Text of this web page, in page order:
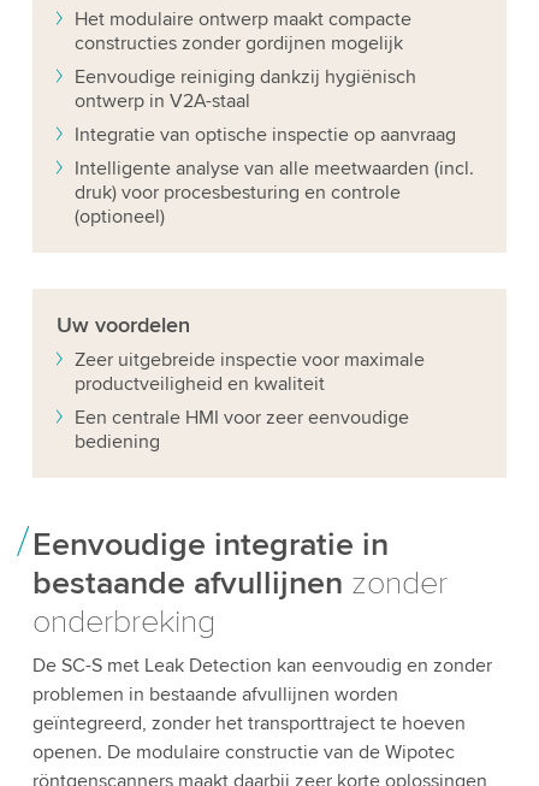
Het modulaire ontwerp maakt compacte
constructies zonder gordijnen mogelijk
Eenvoudige reiniging dankzij hygiënisch
ontwerp in V2A-staal
Integratie van optische inspectie op aanvraag
Intelligente analyse van alle meetwaarden (incl.
druk) voor procesbesturing en controle
(optioneel)
Uw voordelen
Zeer uitgebreide inspectie voor maximale
productveiligheid en kwaliteit
Een centrale HMI voor zeer eenvoudige
bediening
Eenvoudige integratie in
bestaande afvullijnen zonder
onderbreking
De SC-S met Leak Detection kan eenvoudig en zonder
problemen in bestaande afvullijnen worden
geïntegreerd, zonder het transporttraject te hoeven
openen. De modulaire constructie van de Wipotec